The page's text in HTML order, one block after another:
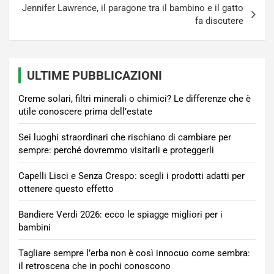
Jennifer Lawrence, il paragone tra il bambino e il gatto
fa discutere
ULTIME PUBBLICAZIONI
Creme solari, filtri minerali o chimici? Le differenze che è
utile conoscere prima dell’estate
Sei luoghi straordinari che rischiano di cambiare per
sempre: perché dovremmo visitarli e proteggerli
Capelli Lisci e Senza Crespo: scegli i prodotti adatti per
ottenere questo effetto
Bandiere Verdi 2026: ecco le spiagge migliori per i
bambini
Tagliare sempre l’erba non è così innocuo come sembra:
il retroscena che in pochi conoscono